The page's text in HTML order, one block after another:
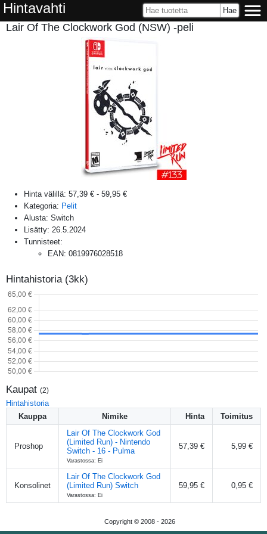
Hintavahti
Lair Of The Clockwork God (NSW) -peli
Hinta välillä: 57,39 € - 59,95 €
Kategoria: Pelit
Alusta: Switch
Lisätty: 26.5.2024
Tunnisteet:
EAN: 0819976028518
Hintahistoria (3kk)
Kaupat (2)
Hintahistoria
Kauppa
Nimike Hinta Toimitus
Proshop
Lair Of The Clockwork God
(Limited Run) - Nintendo
Switch - 16 - Pulma
Varastossa: Ei
57,39 € 5,99 €
Konsolinet
Lair Of The Clockwork God
(Limited Run) Switch
Varastossa: Ei
59,95 € 0,95 €
Copyright © 2008 - 2026